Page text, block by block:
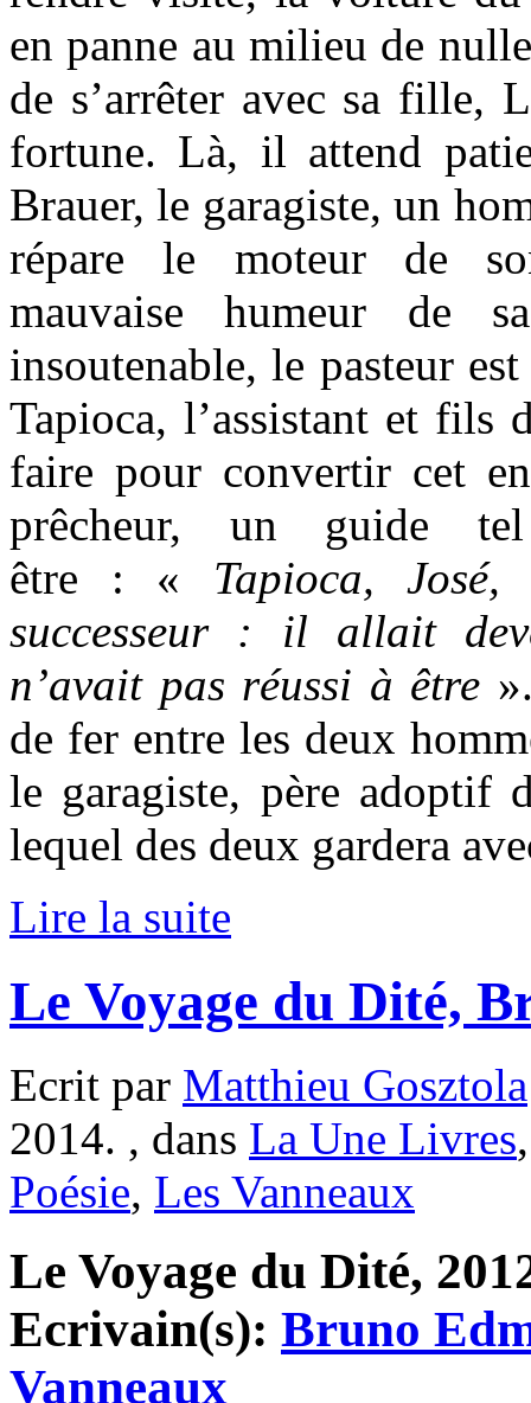
en panne au milieu de
de s’arrêter avec sa fille,
fortune. Là, il attend
Brauer, le garagiste, un
répare le moteur de
mauvaise humeur de
insoutenable, le pasteur
Tapioca, l’assistant et
faire pour convertir cet
prêcheur, un guide
être : « Tapioca,
successeur : il allait
n’avait pas réussi à être
de fer entre les deux
le garagiste, père adoptif
lequel des deux gardera
Lire la suite
Le Voyage du Dité,
Ecrit par Matthieu Gosztola
2014. , dans La Une Livres
Poésie, Les Vanneaux
Le Voyage du Dité,
Ecrivain(s): Bruno
Vanneaux